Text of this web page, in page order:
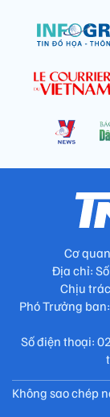
Cơ
Địa chỉ:
Chịu
Phó Trưởng
Số điện thoại:
Không sao chép